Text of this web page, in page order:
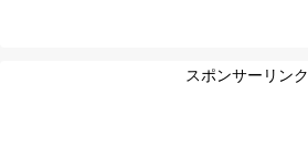
スポンサーリンク